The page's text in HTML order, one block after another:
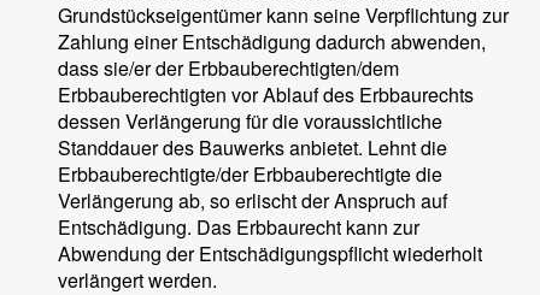
Grundstückseigentümer kann seine Verpflichtung zur
Zahlung einer Entschädigung dadurch abwenden,
dass sie/er der Erbbauberechtigten/dem
Erbbauberechtigten vor Ablauf des Erbbaurechts
dessen Verlängerung für die voraussichtliche
Standdauer des Bauwerks anbietet. Lehnt die
Erbbauberechtigte/der Erbbauberechtigte die
Verlängerung ab, so erlischt der Anspruch auf
Entschädigung. Das Erbbaurecht kann zur
Abwendung der Entschädigungspflicht wiederholt
verlängert werden.